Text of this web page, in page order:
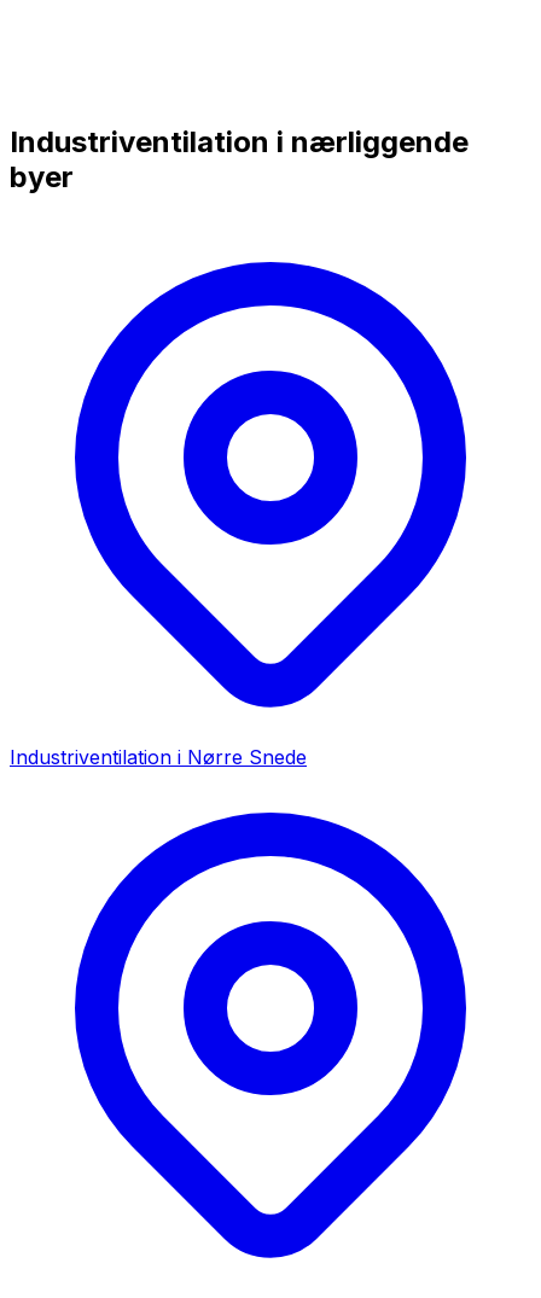
Industriventilation i nærliggende
byer
Industriventilation i Nørre Snede